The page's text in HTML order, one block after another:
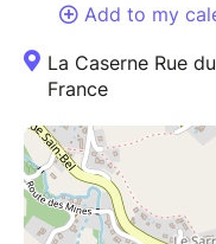
Add to my
La Caserne Rue
France